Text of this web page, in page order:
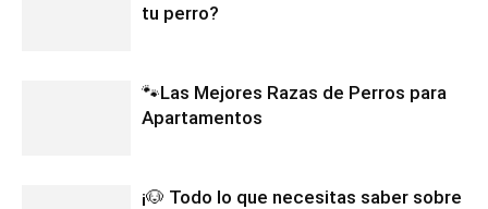
tu perro?
🐾Las Mejores Razas de Perros para
Apartamentos
¡🐶 Todo lo que necesitas saber sobre